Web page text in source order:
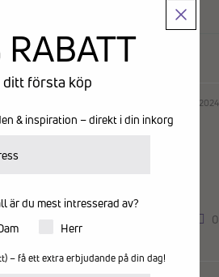
språk
30/12/2024
provider
0
Försök igen senare
RABATT
ditt första köp
& inspiration – direkt i din inkorg
är du mest intresserad av?
för dam eller herr
Herr
– få ett extra erbjudande på din dag!